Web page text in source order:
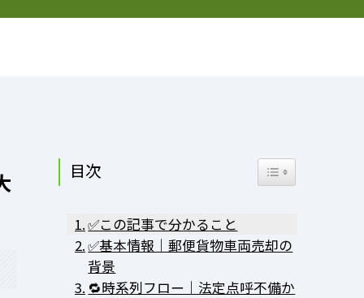
目次 Toggle Table of
✅この記事で分かること
✅基本情報｜郵便貨物車両売却の
背景
🔁時系列フロー｜法定点呼不備か